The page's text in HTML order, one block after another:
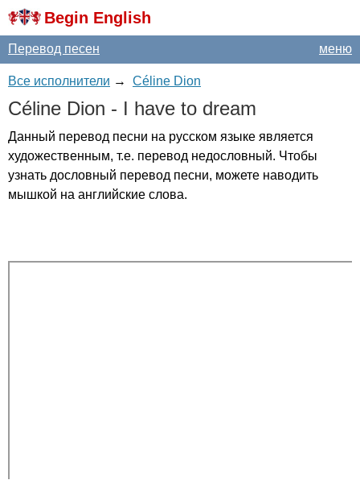
Begin English
меню
Перевод песен
Все исполнители → Céline Dion
Céline Dion - I have to dream
Данный перевод песни на русском языке является
художественным, т.е. перевод недословный. Чтобы
узнать дословный перевод песни, можете наводить
мышкой на английские слова.